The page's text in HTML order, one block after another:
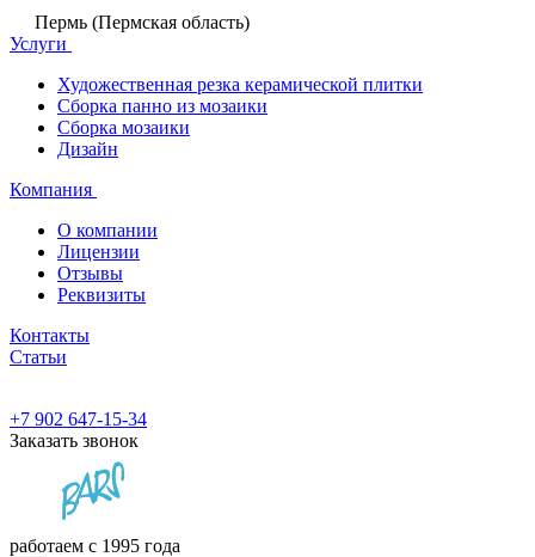
Пермь (Пермская область)
Услуги
Художественная резка керамической плитки
Сборка панно из мозаики
Сборка мозаики
Дизайн
Компания
О компании
Лицензии
Отзывы
Реквизиты
Контакты
Статьи
+7 902 647-15-34
Заказать звонок
работаем с 1995 года